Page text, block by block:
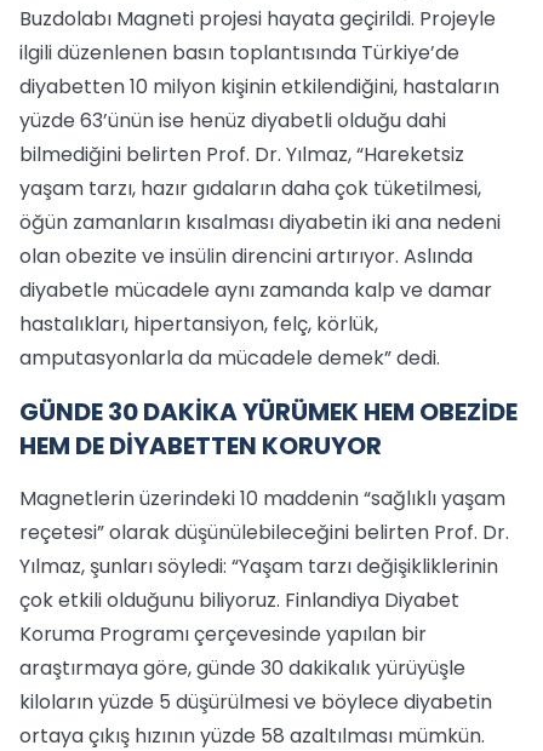
Buzdolabı Magneti projesi hayata geçirildi. Projeyle
ilgili düzenlenen basın toplantısında Türkiye’de
diyabetten 10 milyon kişinin etkilendiğini, hastaların
yüzde 63’ünün ise henüz diyabetli olduğu dahi
bilmediğini belirten Prof. Dr. Yılmaz, “Hareketsiz
yaşam tarzı, hazır gıdaların daha çok tüketilmesi,
öğün zamanların kısalması diyabetin iki ana nedeni
olan obezite ve insülin direncini artırıyor. Aslında
diyabetle mücadele aynı zamanda kalp ve damar
hastalıkları, hipertansiyon, felç, körlük,
amputasyonlarla da mücadele demek” dedi.
GÜNDE 30 DAKİKA YÜRÜMEK HEM OBEZİDE
HEM DE DİYABETTEN KORUYOR
Magnetlerin üzerindeki 10 maddenin “sağlıklı yaşam
reçetesi” olarak düşünülebileceğini belirten Prof. Dr.
Yılmaz, şunları söyledi: “Yaşam tarzı değişikliklerinin
çok etkili olduğunu biliyoruz. Finlandiya Diyabet
Koruma Programı çerçevesinde yapılan bir
araştırmaya göre, günde 30 dakikalık yürüyüşle
kiloların yüzde 5 düşürülmesi ve böylece diyabetin
ortaya çıkış hızının yüzde 58 azaltılması mümkün.